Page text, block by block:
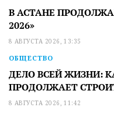
В АСТАНЕ
2026»
8 АВГУСТА 2026, 13:35
ОБЩЕСТВО
ДЕЛО ВСЕЙ ЖИЗНИ:
ПРОДОЛЖАЕТ
8 АВГУСТА 2026, 11:42